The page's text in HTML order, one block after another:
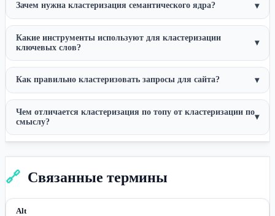
Зачем нужна кластеризация семантического ядра? ▾
Какие инструменты используют для кластеризации
ключевых слов?
▾
Как правильно кластеризовать запросы для сайта? ▾
Чем отличается кластеризация по топу от кластеризации по
смыслу?
▾
🔗 Связанные термины
Alt